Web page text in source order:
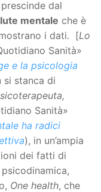
dal
mentale che è
i dati. [Lo
Sanità»
e la psicologia
si stanca di
Sanità»
ha radici
), in un’ampia
dei fatti di
One health, che